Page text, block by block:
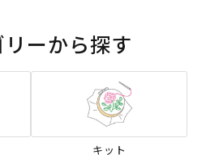
ーから探す
キット